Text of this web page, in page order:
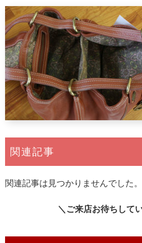
関連記事
関連記事は見つかりませんでした。
＼ご来店お待ちして